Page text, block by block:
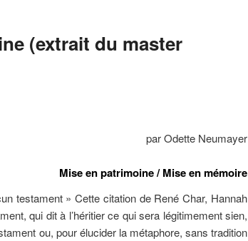
(extrait du master
par Odette Neumayer
Mise en patrimoine / Mise en mémoire
testament » Cette citation de René Char, Hannah
qui dit à l’héritier ce qui sera légitimement sien,
ou, pour élucider la métaphore, sans tradition